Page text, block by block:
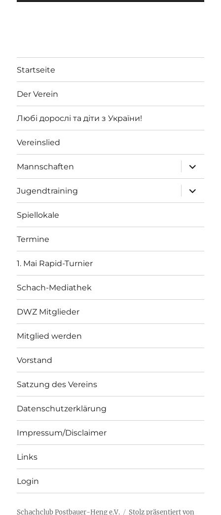
Startseite
Der Verein
Любі дорослі та діти з України!
Vereinslied
Mannschaften
öffnen
Jugendtraining
öffnen
Spiellokale
Termine
1. Mai Rapid-Turnier
Schach-Mediathek
DWZ Mitglieder
Mitglied werden
Vorstand
Satzung des Vereins
Datenschutzerklärung
Impressum/Disclaimer
Links
Login
Schachclub Postbauer-Heng e.V. Stolz präsentiert von